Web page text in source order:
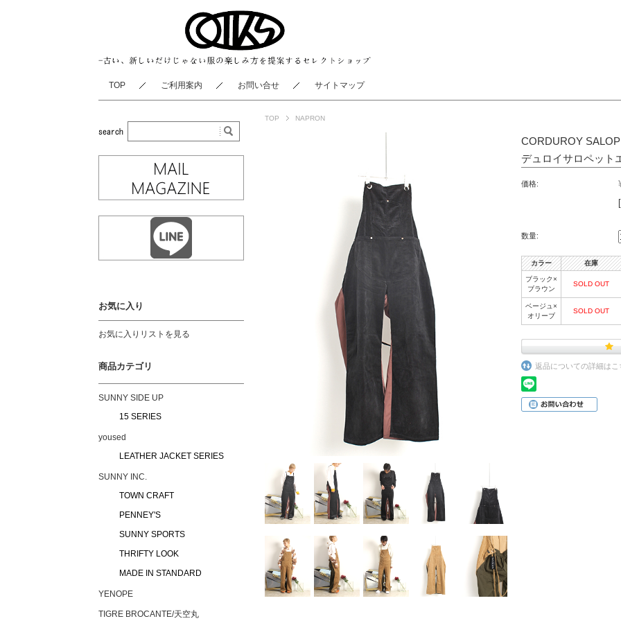
TOP ご利用案内 お問い合せ サイトマップ
TOP NAPRON
CORDUROY
デュロイサロペット
価格:
数量:
カラー 在庫
ブラック×
ブラウン
SOLD OUT
ベージュ×
オリーブ
SOLD OUT
返品についての詳細はこ
お気に入り
お気に入りリストを見る
商品カテゴリ
SUNNY SIDE UP
15 SERIES
yoused
LEATHER JACKET SERIES
SUNNY INC.
TOWN CRAFT
PENNEY'S
SUNNY SPORTS
THRIFTY LOOK
MADE IN STANDARD
YENOPE
TIGRE BROCANTE/天空丸